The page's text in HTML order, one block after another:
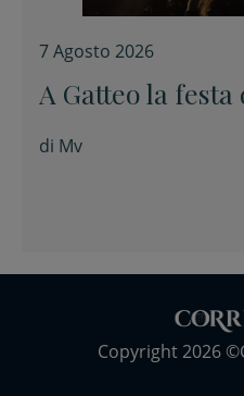
7 Agosto 2026
A Gatteo la
di Mv
Copyright 2026